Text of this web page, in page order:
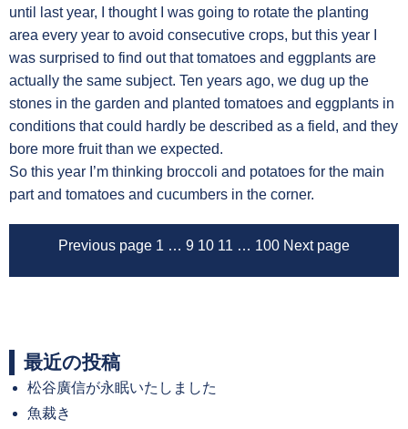
until last year, I thought I was going to rotate the planting
area every year to avoid consecutive crops, but this year I
was surprised to find out that tomatoes and eggplants are
actually the same subject. Ten years ago, we dug up the
stones in the garden and planted tomatoes and eggplants in
conditions that could hardly be described as a field, and they
bore more fruit than we expected.
So this year I’m thinking broccoli and potatoes for the main
part and tomatoes and cucumbers in the corner.
Previous page 1 … 9 10 11 … 100 Next page
最近の投稿
松谷廣信が永眠いたしました
魚裁き